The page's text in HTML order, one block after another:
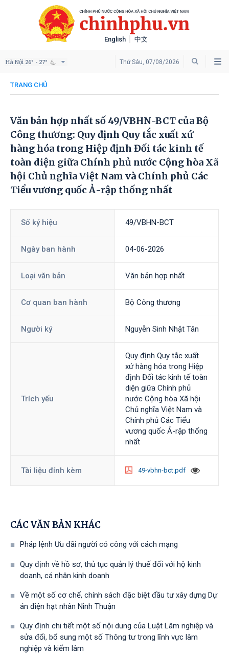
English 中文
Thứ Sáu, 07/08/2026
Hà Nội 26° - 27°
TRANG CHỦ
Văn bản hợp nhất số 49/VBHN-BCT của Bộ
Công thương: Quy định Quy tắc xuất xứ
hàng hóa trong Hiệp định Đối tác kinh tế
toàn diện giữa Chính phủ nước Cộng hòa Xã
hội Chủ nghĩa Việt Nam và Chính phủ Các
Tiểu vương quốc Ả-rập thống nhất
Số ký hiệu 49/VBHN-BCT
Ngày ban hành 04-06-2026
Loại văn bản Văn bản hợp nhất
Cơ quan ban hành Bộ Công thương
Người ký Nguyễn Sinh Nhật Tân
Trích yếu
Quy định Quy tắc xuất
xứ hàng hóa trong Hiệp
định Đối tác kinh tế toàn
diện giữa Chính phủ
nước Cộng hòa Xã hội
Chủ nghĩa Việt Nam và
Chính phủ Các Tiểu
vương quốc Ả-rập thống
nhất
Tài liệu đính kèm 49-vbhn-bct.pdf
CÁC VĂN BẢN KHÁC
Pháp lệnh Ưu đãi người có công với cách mạng
Quy định về hồ sơ, thủ tục quản lý thuế đối với hộ kinh
doanh, cá nhân kinh doanh
Về một số cơ chế, chính sách đặc biệt đầu tư xây dựng Dự
án điện hạt nhân Ninh Thuận
Quy định chi tiết một số nội dung của Luật Lâm nghiệp và
sửa đổi, bổ sung một số Thông tư trong lĩnh vực lâm
nghiệp và kiểm lâm